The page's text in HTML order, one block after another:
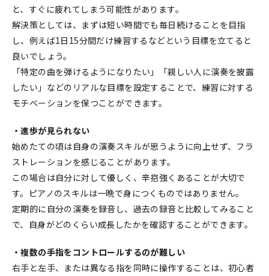
と、すぐに疲れてしまう可能性があります。
解決策としては、まずは短い時間でも毎日続けることを目指
し、例えば1日15分間だけ練習するなどという目標を立てると
良いでしょう。
「特定の曲を弾けるようになりたい」「親しい人に演奏を披露
したい」などのリアルな目標を設定することで、練習に対する
モチベーションを保つことができます。
・進歩が見られない
始めたての頃は自身の演奏スキルが思うように向上せず、フラ
ストレーションを感じることがあります。
この場合は自分に対して優しく、辛抱強くあることが大切で
す。ピアノのスキルは一晩で身につくものではありません。
定期的に自分の演奏を録音し、過去の録音と比較してみること
で、自身がどのくらい成長したかを確認することができます。
・複数の手指をコントロールするのが難しい
右手と左手、または異なる指を同時に操作することは、初心者